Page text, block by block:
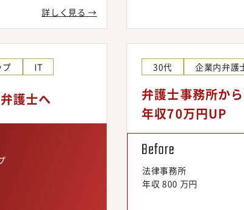
詳しく見る →
プ IT
護士へ
30代 企業内弁護
弁護士事務所か
年収70万円UP
法律事務所
年収 800 万円